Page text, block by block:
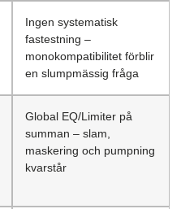
Ingen systematisk
fastestning –
monokompatibilitet förblir
en slumpmässig fråga
Global EQ/Limiter på
summan – slam,
maskering och pumpning
kvarstår